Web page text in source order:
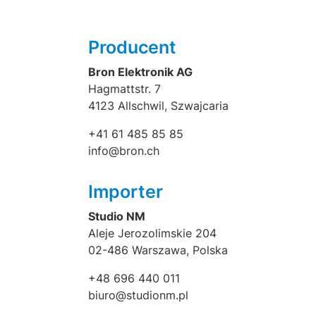
Producent
Bron Elektronik AG
Hagmattstr. 7
4123 Allschwil, Szwajcaria
+41 61 485 85 85
info@bron.ch
Importer
Studio NM
Aleje Jerozolimskie 204
02-486 Warszawa, Polska
+48 696 440 011
biuro@studionm.pl